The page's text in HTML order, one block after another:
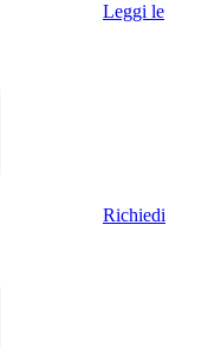
Leggi le
Richiedi